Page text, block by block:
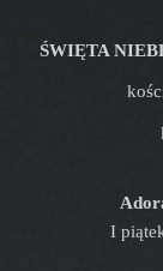
ŚWIĘTA
I